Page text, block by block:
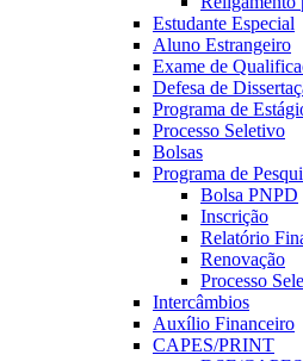
Estudante Especial
Aluno Estrangeiro
Exame de
Defesa de
Programa de
Processo Seletivo
Bolsas
Programa de
Bolsa PNPD
Inscrição
Relatório
Renovação
Processo
Intercâmbios
Auxílio Financeiro
CAPES/PRINT